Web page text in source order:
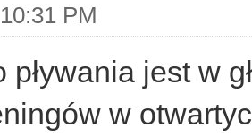
PM
pływania jest w
w